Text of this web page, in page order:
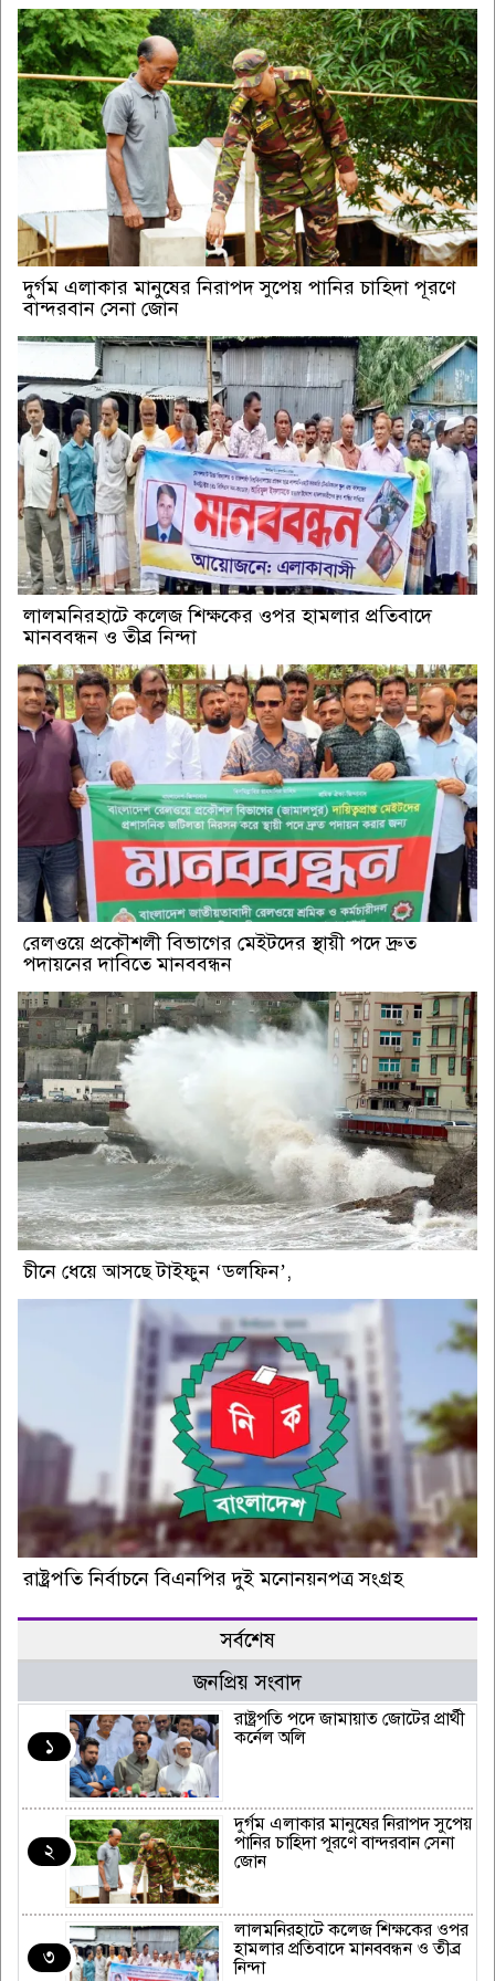
দুর্গম এলাকার মানুষের নিরাপদ সুপেয় পানির চাহিদা পূরণে
বান্দরবান সেনা জোন
‎লালমনিরহাটে কলেজ শিক্ষকের ওপর হামলার প্রতিবাদে
মানববন্ধন ও তীব্র নিন্দা
রেলওয়ে প্রকৌশলী বিভাগের মেইটদের স্থায়ী পদে দ্রুত
পদায়নের দাবিতে মানববন্ধন
চীনে ধেয়ে আসছে টাইফুন ‘ডলফিন’,
রাষ্ট্রপতি নির্বাচনে বিএনপির দুই মনোনয়নপত্র সংগ্রহ
সর্বশেষ
জনপ্রিয় সংবাদ
১
রাষ্ট্রপতি পদে জামায়াত জোটের প্রার্থী
কর্নেল অলি
২
দুর্গম এলাকার মানুষের নিরাপদ সুপেয়
পানির চাহিদা পূরণে বান্দরবান সেনা
জোন
৩
‎লালমনিরহাটে কলেজ শিক্ষকের ওপর
হামলার প্রতিবাদে মানববন্ধন ও তীব্র
নিন্দা